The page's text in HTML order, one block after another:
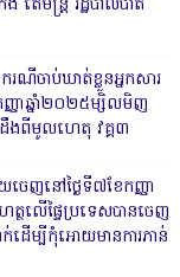
ើមន្ត្រី រដ្ឋបាលបាត់
រណីចាប់ឃាត់ខ្លួនអ្នកសារ
ញ្ញាឆ្នាំ២០២៥ម្សិលមិញ
ពីមូលហេតុ វគ្គ៣
យចេញនៅថ្ងៃទី៧ខែកញ្ញា
ត្ថលើផ្ទៃប្រទេសបានចេញ
ក់ដើម្បីកុំអោយមានការភាន់